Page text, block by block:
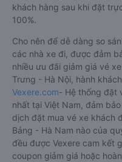
khách hàng sau khi đặt
100%.
Cho nên để dễ dàng so
các nhà xe đi, được đảm
nhiều ưu đãi giảm giá vé
Trưng - Hà Nội, hành
Vexere.com- Hệ thống đặt
nhất tại Việt Nam, đảm
dịch đặt mua vé xe khách
Bảng - Hà Nam nào của
đều được Vexere cam kết
coupon giảm giá hoặc